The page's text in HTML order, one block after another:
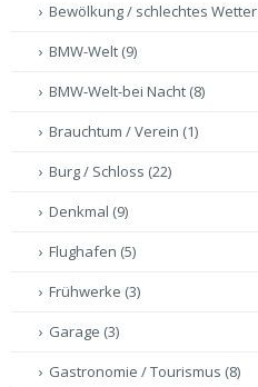
Bewölkung / schlechtes Wetter
BMW-Welt (9)
BMW-Welt-bei Nacht (8)
Brauchtum / Verein (1)
Burg / Schloss (22)
Denkmal (9)
Flughafen (5)
Frühwerke (3)
Garage (3)
Gastronomie / Tourismus (8)